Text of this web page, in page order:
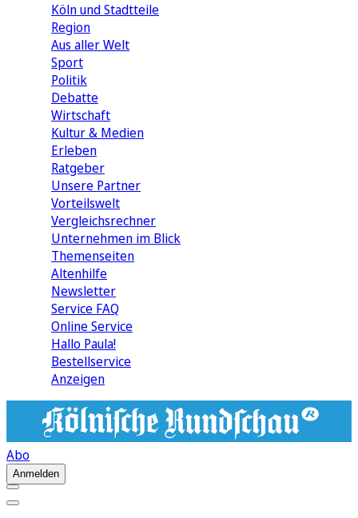
Köln und Stadtteile
Region
Aus aller Welt
Sport
Politik
Debatte
Wirtschaft
Kultur & Medien
Erleben
Ratgeber
Unsere Partner
Vorteilswelt
Vergleichsrechner
Unternehmen im Blick
Themenseiten
Altenhilfe
Newsletter
Service FAQ
Online Service
Hallo Paula!
Bestellservice
Anzeigen
Abo
Anmelden